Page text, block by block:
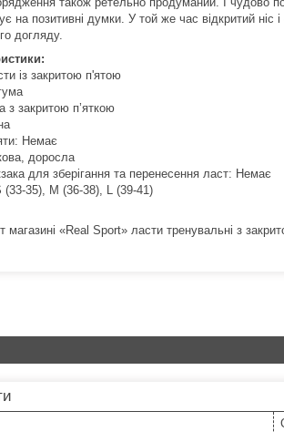
на позитивні думки. У той же час відкритий ніс
догляду.
із закритою п'ятою
з закритою п’яткою
Немає
доросла
для зберігання та перенесення ласт: Немає
(33-35), M (36-38), L (39-41)
магазині «Real Sport» ласти тренувальні з